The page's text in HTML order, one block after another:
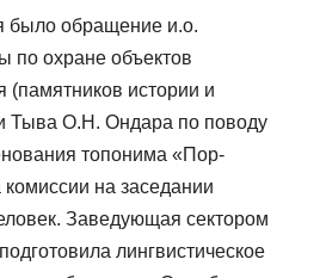
было обращение и.о.
по охране объектов
(памятников истории и
Тыва О.Н. Ондара по поводу
топонима «Пор-
на заседании
Заведующая сектором
лингвистическое